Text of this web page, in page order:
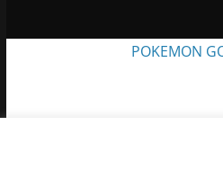
POKEMON